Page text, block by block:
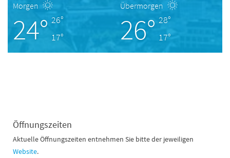
Morgen
24° 26°
17°
Übermorgen
26° 28°
17°
Öffnungszeiten
Aktuelle Öffnungszeiten entnehmen Sie bitte der jeweiligen
Website.